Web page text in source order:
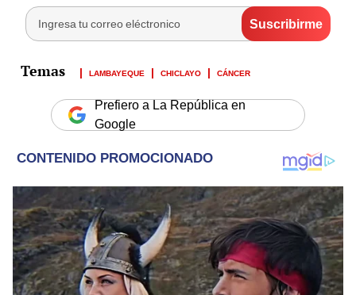
LAMBAYEQUE CHICLAYO CÁNCER
Prefiero a La República en
Google